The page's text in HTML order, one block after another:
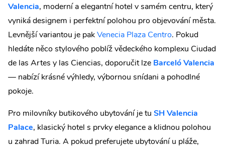
Valencia, moderní a elegantní hotel v samém centru, který
vyniká designem i perfektní polohou pro objevování města.
Levnější variantou je pakVenecia Plaza Centro. Pokud
hledáte něco stylového poblíž vědeckého komplexu Ciudad
de las Artes y las Ciencias, doporučit lze Barceló Valencia
— nabízí krásné výhledy, výbornou snídani a pohodlné
pokoje.
Pro milovníky butikového ubytování je tu SH Valencia
Palace, klasický hotel s prvky elegance a klidnou polohou
u zahrad Turia. A pokud preferujete ubytování u pláže,